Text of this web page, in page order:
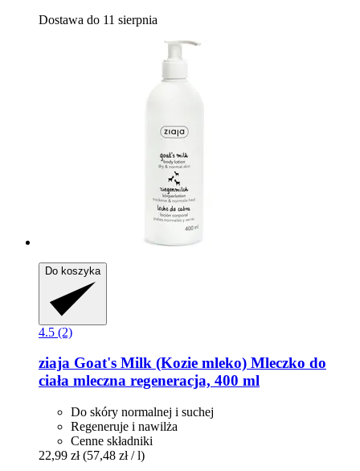
Dostawa do 11 sierpnia
Do koszyka
4.5 (2)
ziaja Goat's Milk (Kozie mleko) Mleczko do
ciała mleczna regeneracja, 400 ml
Do skóry normalnej i suchej
Regeneruje i nawilża
Cenne składniki
22,99 zł (57,48 zł / l)